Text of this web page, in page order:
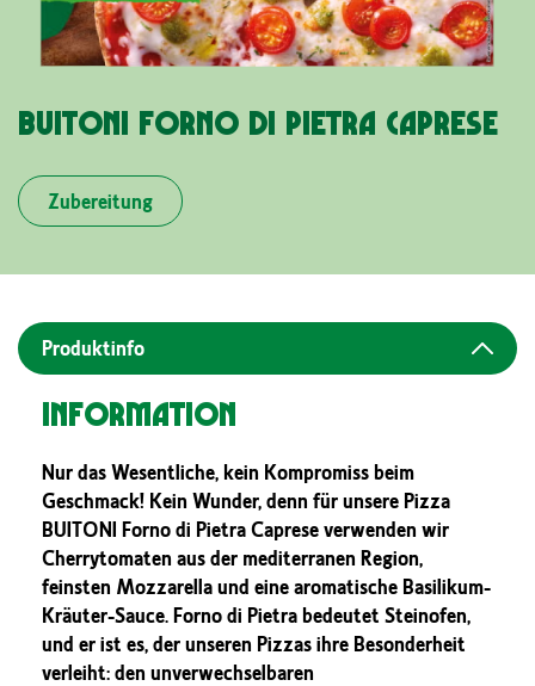
BUITONI FORNO DI PIETRA CAPRESE
Zubereitung
Produktinfo
Information
Nur das Wesentliche, kein Kompromiss beim
Geschmack! Kein Wunder, denn für unsere Pizza
BUITONI Forno di Pietra Caprese verwenden wir
Cherrytomaten aus der mediterranen Region,
feinsten Mozzarella und eine aromatische Basilikum-
Kräuter-Sauce. Forno di Pietra bedeutet Steinofen,
und er ist es, der unseren Pizzas ihre Besonderheit
verleiht: den unverwechselbaren